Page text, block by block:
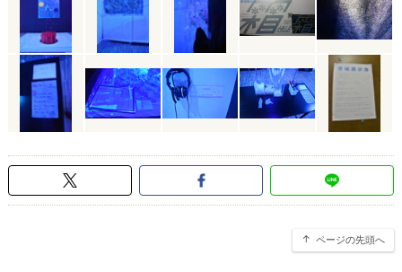
ページの先頭へ